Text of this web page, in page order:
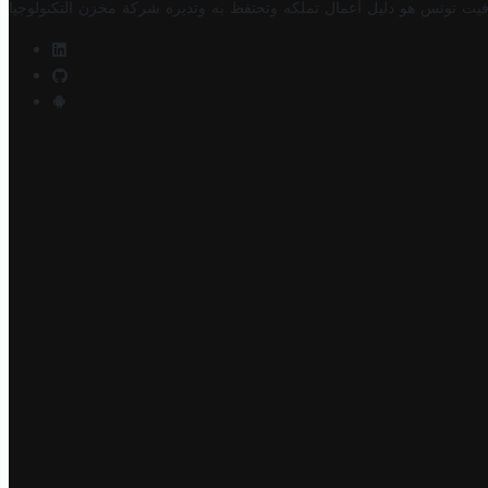
تونس هو دليل أعمال تملكه وتحتفظ به وتديره شركة مخزن التكنولوجيا